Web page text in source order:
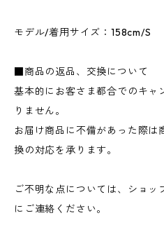
モデル/着用サイズ：158cm/S
■商品の返品、交換について
基本的にお客さま都合でのキャ
りません。
お届け商品に不備があった際は
換の対応を承ります。
ご不明な点については、ショ
にご連絡ください。